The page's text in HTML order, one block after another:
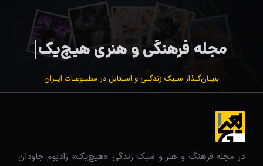
بنیـان‌گـذار سـبک زندگـی و اسـتایل در مطبـوعـات ایـران
در مجله فرهنگ و هنر و سبک زندگی‌ «هیچ‌یک» زادبوم جاودان